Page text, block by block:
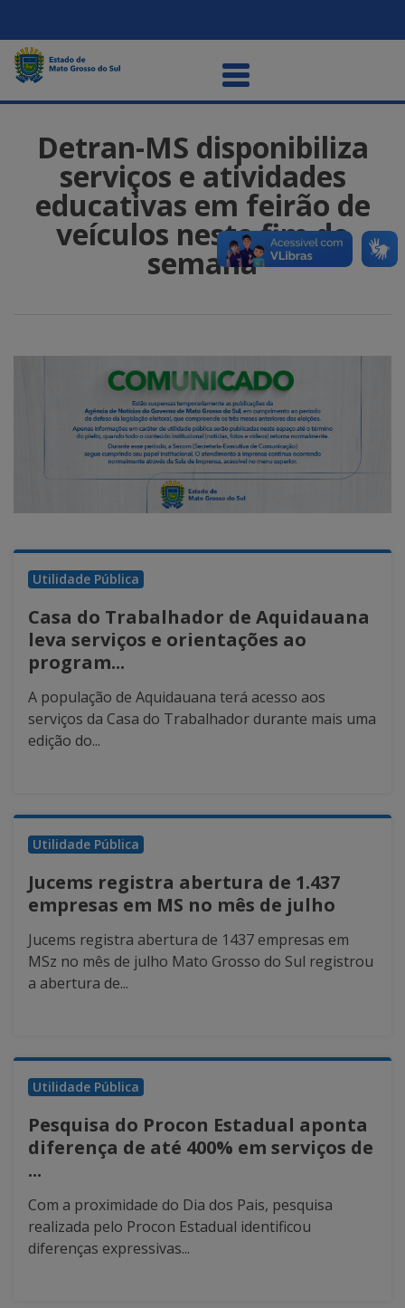
Detran-MS disponibiliza
serviços e atividades
educativas em feirão de
veículos neste fim de
semana
Utilidade Pública
Casa do Trabalhador de Aquidauana
leva serviços e orientações ao
program...
A população de Aquidauana terá acesso aos
serviços da Casa do Trabalhador durante mais uma
edição do...
Utilidade Pública
Jucems registra abertura de 1.437
empresas em MS no mês de julho
Jucems registra abertura de 1437 empresas em
MSz no mês de julho Mato Grosso do Sul registrou
a abertura de...
Utilidade Pública
Pesquisa do Procon Estadual aponta
diferença de até 400% em serviços de
...
Com a proximidade do Dia dos Pais, pesquisa
realizada pelo Procon Estadual identificou
diferenças expressivas...